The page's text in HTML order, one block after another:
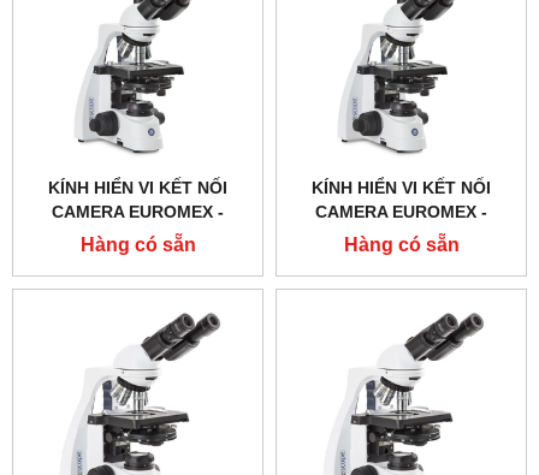
KÍNH HIỂN VI KẾT NỐI
CAMERA EUROMEX -
BS.1153 ‑ EPLPHI
Hàng có sẵn
KÍNH HIỂN VI KẾT NỐI
CAMERA EUROMEX -
BS.1153 ‑ EPLPH
Hàng có sẵn